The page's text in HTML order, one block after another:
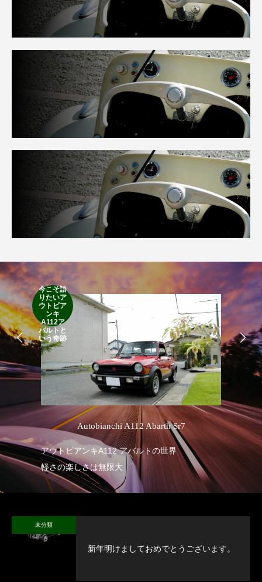
今こそ語
りたいア
ウトビア
ンキ
A112ア
バルトと
いう奇跡
Autobianchi A112 Abarth Sr7
アウトビアンキA112 アバルトの世界
軽さの楽しさは無限大
未分類
新年明けましておめでとうございます。